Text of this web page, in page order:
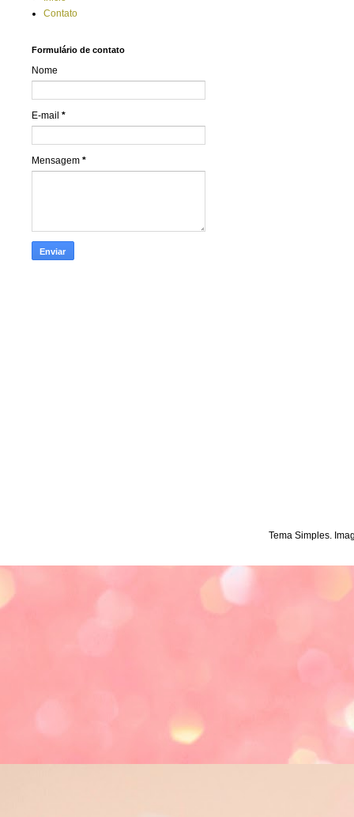
Contato
Formulário de contato
Nome
E-mail *
Mensagem *
Tema Simples.